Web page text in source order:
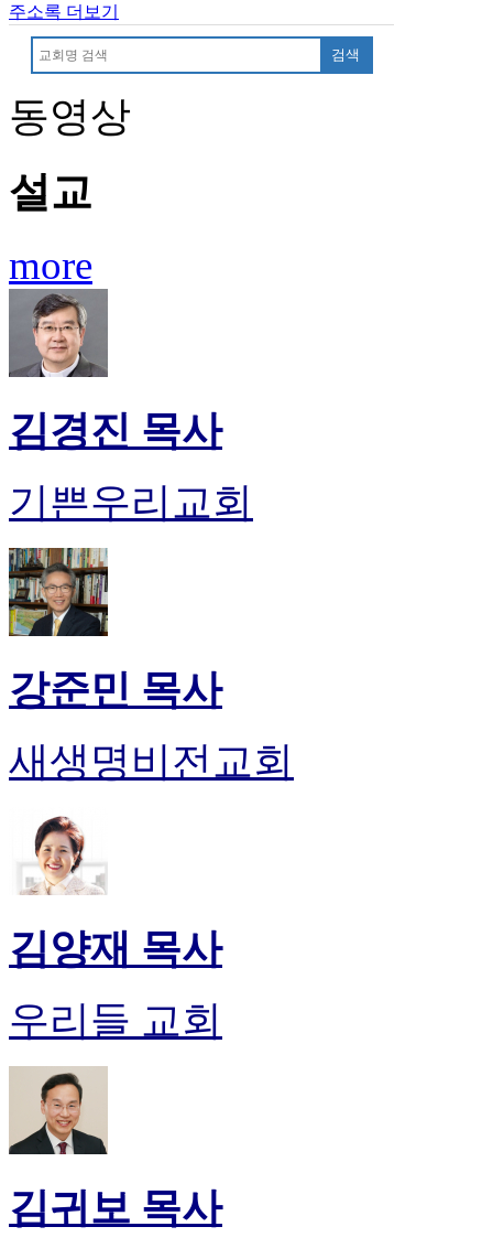
주소록 더보기
검색
동영상
설교
more
김경진 목사
기쁜우리교회
강준민 목사
새생명비전교회
김양재 목사
우리들 교회
김귀보 목사